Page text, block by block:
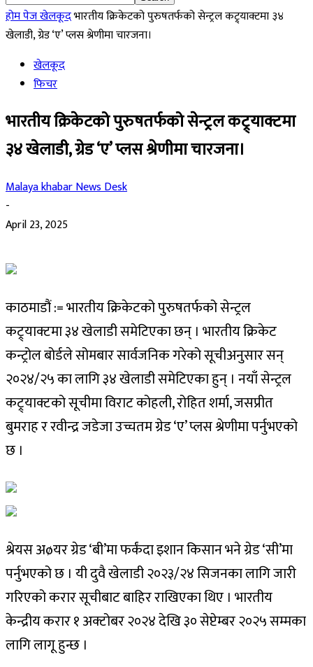
होम पेजखेलकूदभारतीय क्रिकेटको पुरुषतर्फको सेन्ट्रल कट्र्याक्टमा ३४
खेलाडी, ग्रेड ‘ए’ प्लस श्रेणीमा चारजना।
खेलकूद
फिचर
भारतीय क्रिकेटको पुरुषतर्फको सेन्ट्रल कट्र्याक्टमा
३४ खेलाडी, ग्रेड ‘ए’ प्लस श्रेणीमा चारजना।
Malaya khabar News Desk
-
April 23, 2025
काठमाडौं := भारतीय क्रिकेटको पुरुषतर्फको सेन्ट्रल
कट्र्याक्टमा ३४ खेलाडी समेटिएका छन् । भारतीय क्रिकेट
कन्ट्रोल बोर्डले सोमबार सार्वजनिक गरेको सूचीअनुसार सन्
२०२४/२५ का लागि ३४ खेलाडी समेटिएका हुन् । नयाँ सेन्ट्रल
कट्र्याक्टको सूचीमा विराट कोहली, रोहित शर्मा, जसप्रीत
बुमराह र रवीन्द्र जडेजा उच्चतम ग्रेड ‘ए’ प्लस श्रेणीमा पर्नुभएको
छ ।
श्रेयस अøयर ग्रेड ‘बी’मा फर्कंदा इशान किसान भने ग्रेड ‘सी’मा
पर्नुभएको छ । यी दुवै खेलाडी २०२३/२४ सिजनका लागि जारी
गरिएको करार सूचीबाट बाहिर राखिएका थिए । भारतीय
केन्द्रीय करार १ अक्टोबर २०२४ देखि ३० सेप्टेम्बर २०२५ सम्मका
लागि लागू हुन्छ ।